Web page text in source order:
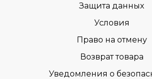
Защита данных
Условия
Право на отмену
Возврат товара
Уведомления о